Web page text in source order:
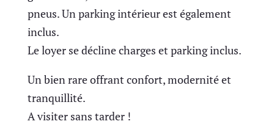
pneus. Un parking intérieur est également
inclus.
Le loyer se décline charges et parking inclus.
Un bien rare offrant confort, modernité et
tranquillité.
A visiter sans tarder !